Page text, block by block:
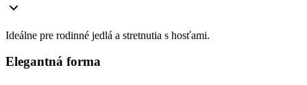
Ideálne pre rodinné jedlá a stretnutia s hosťami.
Elegantná forma